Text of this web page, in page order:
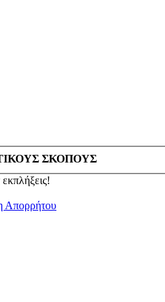
ΣΚΟΠΟΥΣ
Απορρήτου